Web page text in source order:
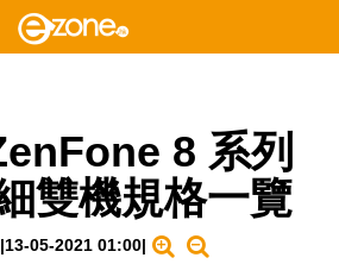
8 系列
雙機規格一覽
|13-05-2021 01:00|